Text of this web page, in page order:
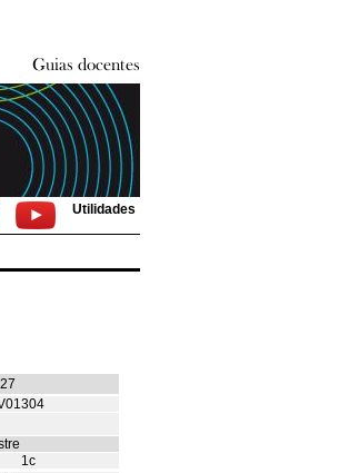
Utilidades
1c